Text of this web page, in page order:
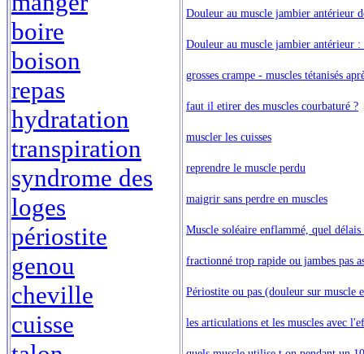
boire
boison
repas
hydratation
transpiration
syndrome des
loges
périostite
genou
cheville
cuisse
Douleur au muscle jambier antérieur
Douleur au muscle jambier antérieur :
grosses crampe - muscles tétanisés
faut il etirer des muscles courbaturé ?
muscler les cuisses
reprendre le muscle perdu
maigrir sans perdre en muscles
Muscle soléaire enflammé, quel
fractionné trop rapide ou jambes pas
Périostite ou pas (douleur sur muscle
les articulations et les muscles avec